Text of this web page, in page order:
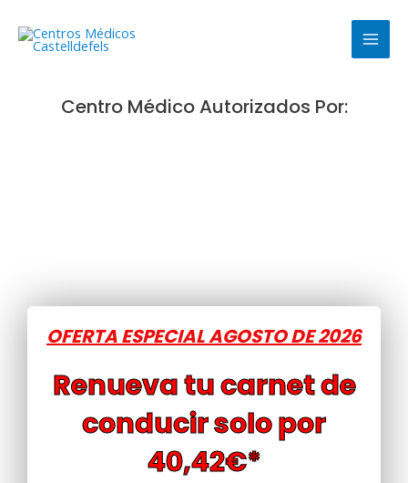
Centro Médico Autorizados Por:
OFERTA ESPECIAL AGOSTO DE 2026
Renueva tu carnet de
conducir solo por
40,42€*